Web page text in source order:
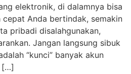
elektronik, di dalamnya bisa
cepat Anda bertindak, semakin
pribadi disalahgunakan,
Jangan langsung sibuk
“kunci” banyak akun
[…]